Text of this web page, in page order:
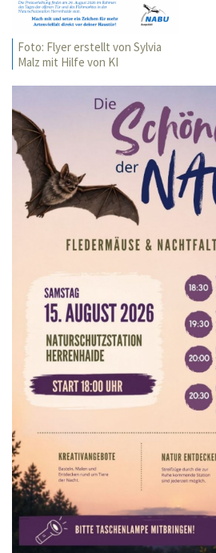
Foto: Flyer erstellt von Sylvia
Malz mit Hilfe von KI